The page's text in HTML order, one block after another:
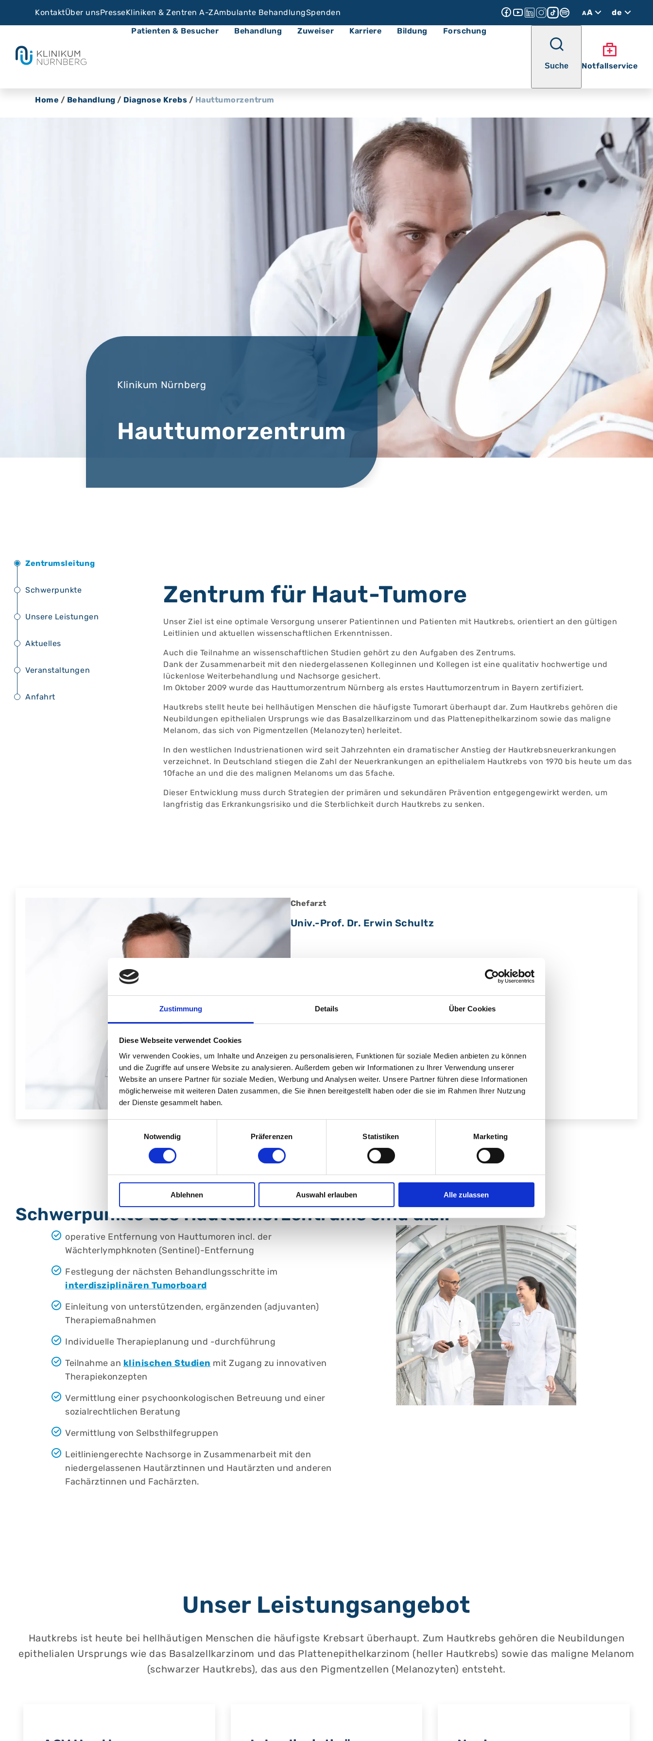
Zustimmung Details Über Cookies
Diese Webseite verwendet Cookies
Wir verwenden Cookies, um Inhalte und Anzeigen zu personalisieren, Funktionen für soziale Medien anbieten zu können
und die Zugriffe auf unsere Website zu analysieren. Außerdem geben wir Informationen zu Ihrer Verwendung unserer
Website an unsere Partner für soziale Medien, Werbung und Analysen weiter. Unsere Partner führen diese Informationen
möglicherweise mit weiteren Daten zusammen, die Sie ihnen bereitgestellt haben oder die sie im Rahmen Ihrer Nutzung
der Dienste gesammelt haben.
Notwendig
Präferenzen Statistiken Marketing
Ablehnen Auswahl erlauben Alle zulassen
KontaktÜber unsPresseKliniken & Zentren A-ZAmbulante BehandlungSpenden AA
de
Patienten & Besucher
Behandlung Zuweiser Karriere Bildung Forschung
Suche Notfallservice
Home / Behandlung / Diagnose Krebs / Hauttumorzentrum
Klinikum Nürnberg
Hauttumorzentrum
Zentrum für Haut-Tumore
Unser Ziel ist eine optimale Versorgung unserer Patientinnen und Patienten mit Hautkrebs, orientiert an den gültigen
Leitlinien und aktuellen wissenschaftlichen Erkenntnissen.
Auch die Teilnahme an wissenschaftlichen Studien gehört zu den Aufgaben des Zentrums.
Dank der Zusammenarbeit mit den niedergelassenen Kolleginnen und Kollegen ist eine qualitativ hochwertige und
lückenlose Weiterbehandlung und Nachsorge gesichert.
Im Oktober 2009 wurde das Hauttumorzentrum Nürnberg als erstes Hauttumorzentrum in Bayern zertifiziert.
Hautkrebs stellt heute bei hellhäutigen Menschen die häufigste Tumorart überhaupt dar. Zum Hautkrebs gehören die
Neubildungen epithelialen Ursprungs wie das Basalzellkarzinom und das Plattenepithelkarzinom sowie das maligne
Melanom, das sich von Pigmentzellen (Melanozyten) herleitet.
In den westlichen Industrienationen wird seit Jahrzehnten ein dramatischer Anstieg der Hautkrebsneuerkrankungen
verzeichnet. In Deutschland stiegen die Zahl der Neuerkrankungen an epithelialem Hautkrebs von 1970 bis heute um das
10fache an und die des malignen Melanoms um das 5fache.
Dieser Entwicklung muss durch Strategien der primären und sekundären Prävention entgegengewirkt werden, um
langfristig das Erkrankungsrisiko und die Sterblichkeit durch Hautkrebs zu senken.
Zentrumsleitung
Schwerpunkte
Unsere Leistungen
Aktuelles
Veranstaltungen
Anfahrt
Chefarzt
Univ.-Prof. Dr. Erwin Schultz
Schwerpunkte des Hauttumorzentrums sind u.a.:
operative Entfernung von Hauttumoren incl. der
Wächterlymphknoten (Sentinel)-Entfernung
Festlegung der nächsten Behandlungsschritte im
interdisziplinären Tumorboard
Einleitung von unterstützenden, ergänzenden (adjuvanten)
Therapiemaßnahmen
Individuelle Therapieplanung und -durchführung
Teilnahme an klinischen Studien mit Zugang zu innovativen
Therapiekonzepten
Vermittlung einer psychoonkologischen Betreuung und einer
sozialrechtlichen Beratung
Vermittlung von Selbsthilfegruppen
Leitliniengerechte Nachsorge in Zusammenarbeit mit den
niedergelassenen Hautärztinnen und Hautärzten und anderen
Fachärztinnen und Fachärzten.
Unser Leistungsangebot
Hautkrebs ist heute bei hellhäutigen Menschen die häufigste Krebsart überhaupt. Zum Hautkrebs gehören die Neubildungen
epithelialen Ursprungs wie das Basalzellkarzinom und das Plattenepithelkarzinom (heller Hautkrebs) sowie das maligne Melanom
(schwarzer Hautkrebs), das aus den Pigmentzellen (Melanozyten) entsteht.